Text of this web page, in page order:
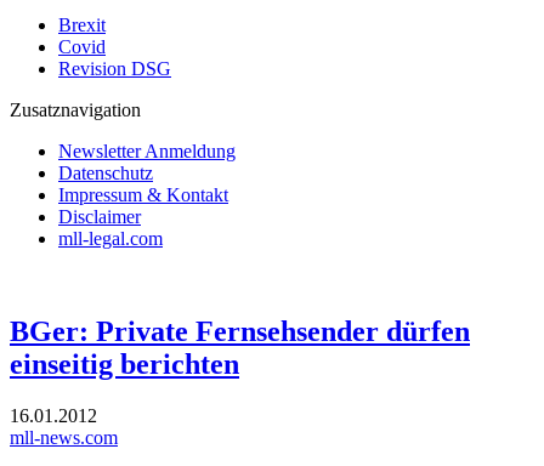
Brexit
Covid
Revision DSG
Zusatznavigation
Newsletter Anmeldung
Datenschutz
Impressum & Kontakt
Disclaimer
mll-legal.com
BGer: Private Fernsehsender dürfen
einseitig berichten
16.01.2012
mll-news.com